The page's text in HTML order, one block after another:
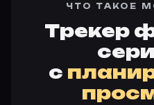
ЧТО ТАКОЕ
Трекер
с